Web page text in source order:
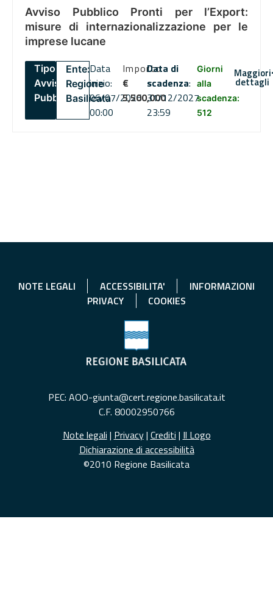
Avviso Pubblico Pronti per l’Export:
misure di internazionalizzazione per le
imprese lucane
Tipo:
Avviso
Pubblico
Ente:
Regione
Basilicata
Data
inizio:
06/07/2026
00:00
Importo
€
5,500,000
Data di
scadenza:
31/12/2027
23:59
Giorni
alla
scadenza:
512
Maggiori
dettagli
NOTE LEGALI ACCESSIBILITA'
INFORMAZIONI
PRIVACY
COOKIES
PEC: AOO-giunta@cert.regione.basilicata.it
C.F. 80002950766
Note legali | Privacy| Crediti | Il Logo
Dichiarazione di accessibilità
©2010 Regione Basilicata